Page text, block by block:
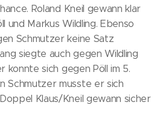
Roland Kneil gewann klar
und Markus Wildling. Ebenso
Schmutzer keine Satz
siegte auch gegen Wildling
konnte sich gegen Pöll im 5.
Schmutzer musste er sich
Klaus/Kneil gewann sicher